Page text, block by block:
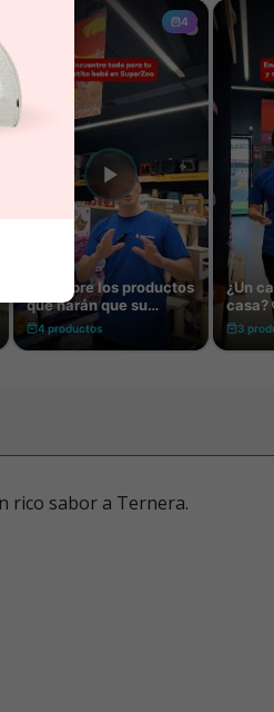
rico sabor a Ternera.